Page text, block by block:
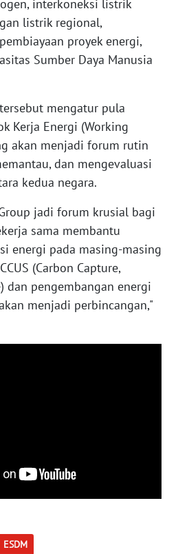
interkoneksi listrik
listrik regional,
proyek energi,
Sumber Daya Manusia
mengatur pula
Kerja Energi (Working
akan menjadi forum rutin
dan mengevaluasi
kedua negara.
jadi forum krusial bagi
sama membantu
energi pada masing-masing
(Carbon Capture,
pengembangan energi
menjadi perbincangan,"
ESDM